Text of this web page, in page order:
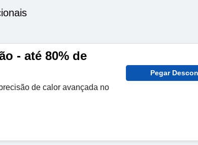
- até 80% de
de calor avançada no
Pegar